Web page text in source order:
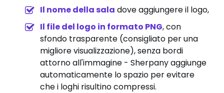
Il nome della sala dove aggiungere il logo,
Il file del logo in formato PNG, con
sfondo trasparente (consigliato per una
migliore visualizzazione), senza bordi
attorno all'immagine - Sherpany aggiunge
automaticamente lo spazio per evitare
che i loghi risultino compressi.